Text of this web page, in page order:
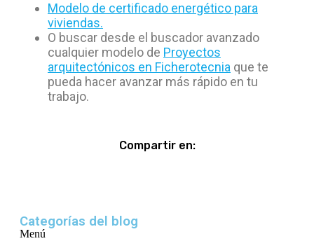
Modelo de certificado energético para
viviendas.
O buscar desde el buscador avanzado
cualquier modelo de Proyectos
arquitectónicos en Ficherotecnia que te
pueda hacer avanzar más rápido en tu
trabajo.
Compartir en:
Categorías del blog
Menú